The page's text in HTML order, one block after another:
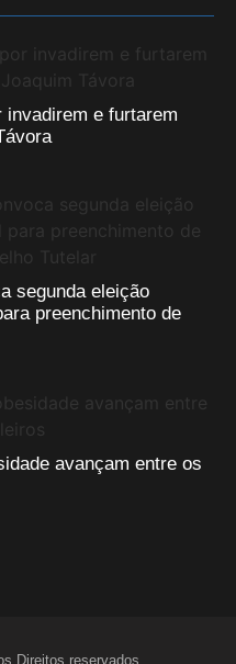
e furtarem
segunda eleição
preenchimento de
avançam entre os
Direitos reservados